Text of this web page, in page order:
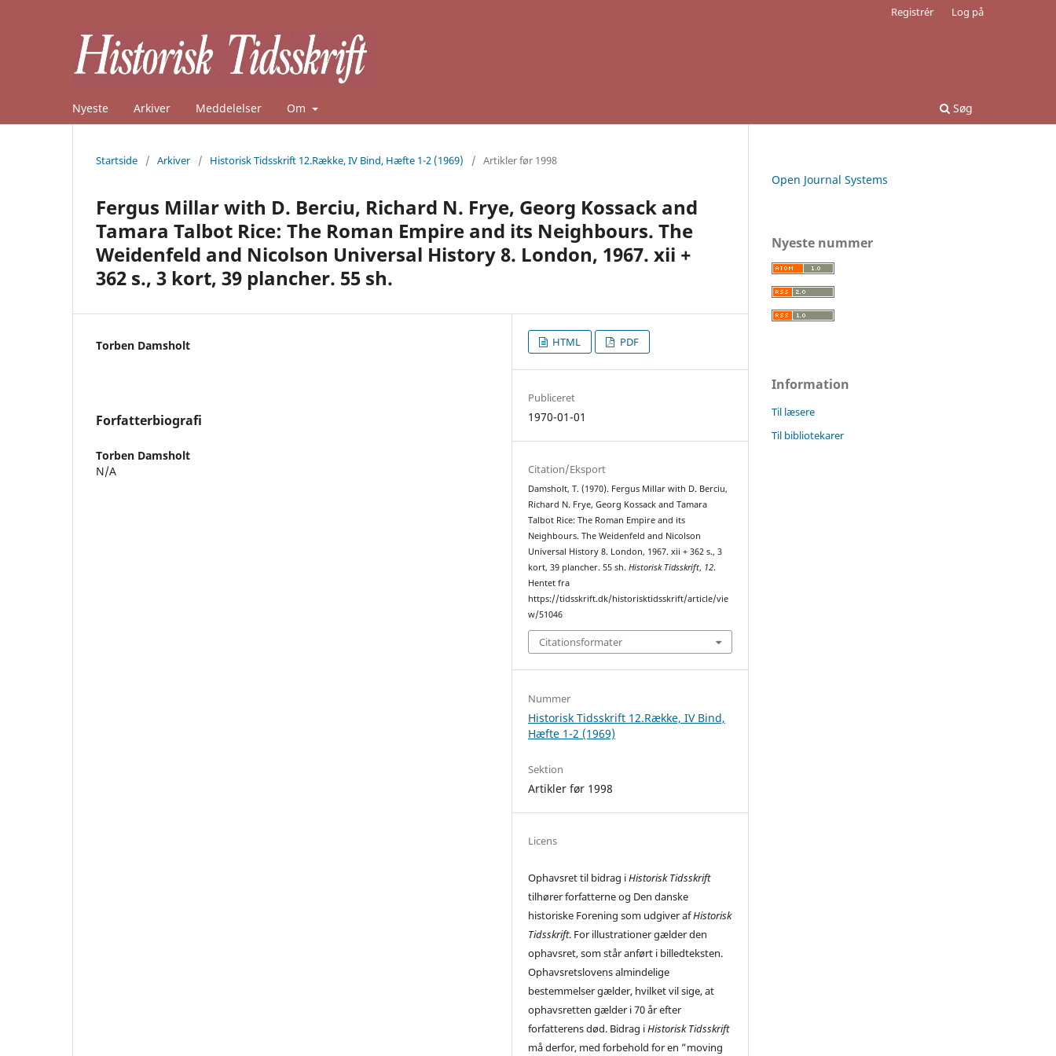
Nyeste Arkiver Meddelelser Om Søg
Registrér Log på
Startside / Arkiver / Historisk Tidsskrift 12.Række, IV Bind, Hæfte 1-2 (1969) / Artikler før 1998
Fergus Millar with D. Berciu, Richard N. Frye, Georg Kossack and
Tamara Talbot Rice: The Roman Empire and its Neighbours. The
Weidenfeld and Nicolson Universal History 8. London, 1967. xii +
362 s., 3 kort, 39 plancher. 55 sh.
Torben Damsholt
Forfatterbiografi
Torben Damsholt
N/A
HTML PDF
Publiceret
1970-01-01
Citation/Eksport
Damsholt, T. (1970). Fergus Millar with D. Berciu,
Richard N. Frye, Georg Kossack and Tamara
Talbot Rice: The Roman Empire and its
Neighbours. The Weidenfeld and Nicolson
Universal History 8. London, 1967. xii + 362 s., 3
kort, 39 plancher. 55 sh.Historisk Tidsskrift, 12.
Hentet fra
https://tidsskrift.dk/historisktidsskrift/article/vie
w/51046
Citationsformater
Nummer
Historisk Tidsskrift 12.Række, IV Bind,
Hæfte 1-2 (1969)
Sektion
Artikler før 1998
Licens
Ophavsret til bidrag iHistorisk Tidsskrift
tilhører forfatterne og Den danske
historiske Forening som udgiver afHistorisk
Tidsskrift. For illustrationer gælder den
ophavsret, som står anført i billedteksten.
Ophavsretslovens almindelige
bestemmelser gælder, hvilket vil sige, at
ophavsretten gælder i 70 år efter
forfatterens død. Bidrag iHistorisk Tidsskrift
må derfor, med forbehold for en ”moving
Open Journal Systems
Nyeste nummer
Information
Til læsere
Til bibliotekarer